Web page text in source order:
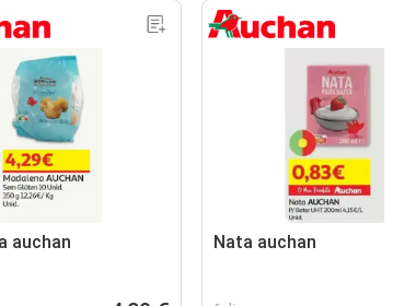
auchan Nata auchan